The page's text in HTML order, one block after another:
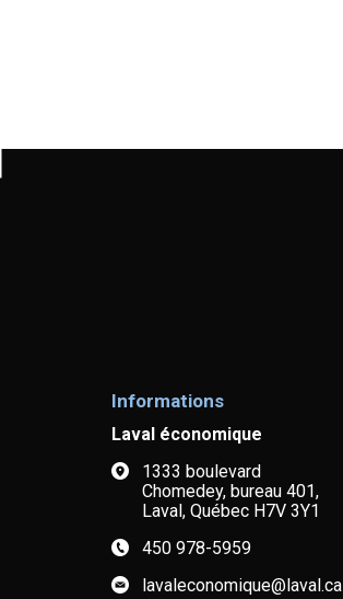
Informations
Laval économique
1333 boulevard
Chomedey, bureau 401,
Laval, Québec H7V 3Y1
450 978-5959
lavaleconomique@laval.ca